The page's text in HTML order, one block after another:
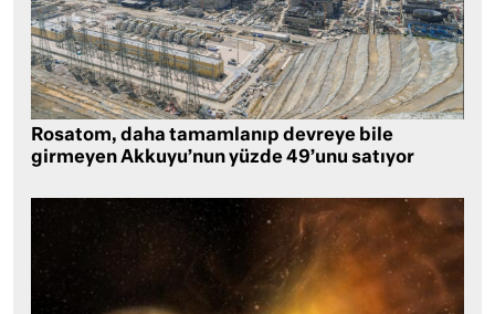
Rosatom, daha tamamlanıp devreye bile
girmeyen Akkuyu’nun yüzde 49’unu satıyor